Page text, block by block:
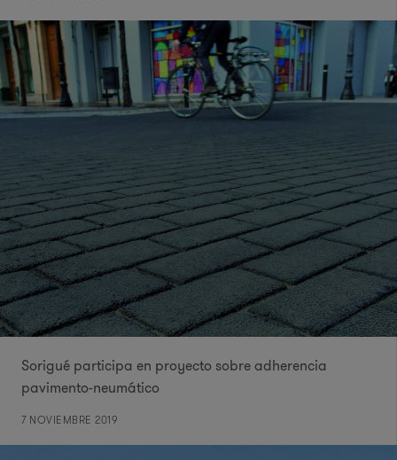
Sorigué participa en proyecto sobre adherencia
pavimento-neumático
7 NOVIEMBRE 2019